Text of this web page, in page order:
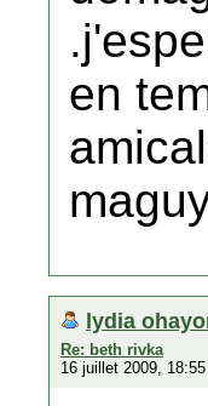
en
lydia
Re: beth rivka
16 juillet 2009, 18:55